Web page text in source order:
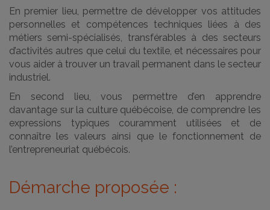
En premier lieu, permettre de développer vos attitudes
personnelles et compétences techniques liées à des
métiers semi-spécialisés, transférables à des secteurs
d’activités autres que celui du textile, et nécessaires pour
vous aider à trouver un travail permanent dans le secteur
industriel.
En second lieu, vous permettre d’en apprendre
davantage sur la culture québécoise, de comprendre les
expressions typiques couramment utilisées et de
connaître les valeurs ainsi que le fonctionnement de
l’entrepreneuriat québécois.
Démarche proposée :